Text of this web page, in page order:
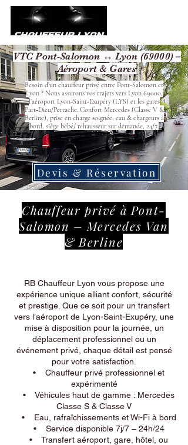
VTC Pont-Salomon ↔ Lyon (69000) –
Aéroport & Gares
Besoin d’un chauffeur privé entre Pont-Salomon et
Lyon ? Nous assurons vos trajets vers Lyon 69000,
l’aéroport Lyon‑Saint‑Exupéry (LYS) et les gares
Part‑Dieu/Perrache. Confort Mercedes (Classe V &
Berline), prise en charge soignée, eau & chargeurs à
bord, siège bébé/ réhausseur sur demande, 24/7.
Devis & Réservation
Chauffeur privé à Pont-
Salomon – Mercedes Van
& Berline
RB Chauffeur Lyon vous propose une
expérience unique alliant confort, sécurité
et prestige. Que ce soit pour un transfert
vers l’aéroport de Lyon-Saint-Exupéry, une
mise à disposition pour la journée, un
déplacement professionnel ou un
événement privé, chaque détail est pensé
pour votre satisfaction.
• Chauffeur privé professionnel et
expérimenté
• Véhicules haut de gamme : Mercedes
Classe S & Classe V
• Eau, rafraîchissements et Wi-Fi à bord
• Service disponible 7j/7 – 24h/24
• Transfert aéroport, gare, hôtel, ou